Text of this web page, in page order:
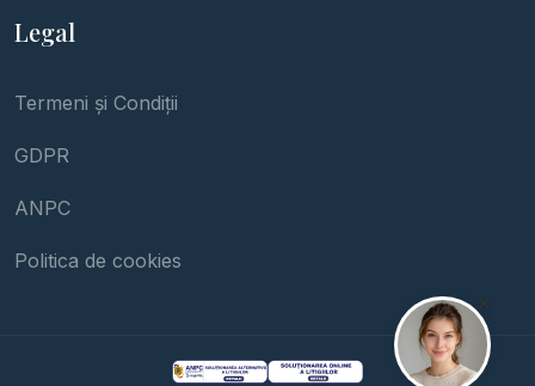
Legal
Termeni și Condiții
GDPR
ANPC
Politica de cookies